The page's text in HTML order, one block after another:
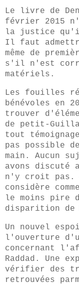
Le livre de
février 2015
la justice
Il faut
même de
s'il n'est
matériels.
Les fouilles
bénévoles en
trouver
de petit-
tout
pas possible
main. Aucun
avons discuté
n'y croit pas.
considère
le moins pire
disparition de
Un nouvel
l'ouverture
concernant
Raddad. Une
vérifier des
retrouvées